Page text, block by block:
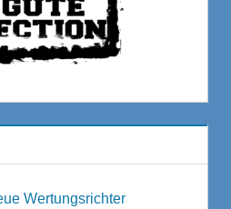
Wertungsrichter